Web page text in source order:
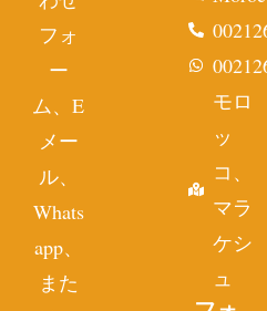
フォ
ー
ム、E
メー
ル、
Whats
app、
また
モロ
ッ
コ、
マラ
ケシ
ュ